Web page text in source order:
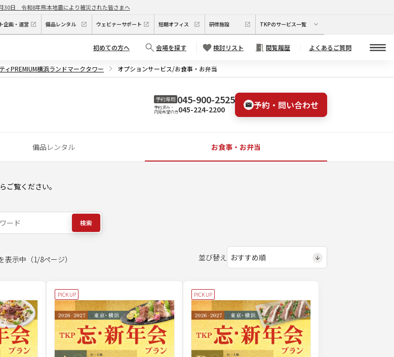
30日 令和8年熊本地震により被災された皆さまへ
企画・運営 備品レンタル ウェビナーサポート 短期オフィス 研修施設 TKPのサービス一覧
初めての方へ 会場を探す 検討リスト 閲覧履歴 よくあるご質問
ィPREMIUM横浜ランドマークタワー オプションサービス/お食事・お弁当
予約専用 045-900-2525
予約済み・
内見希望の方045-224-2200 予約・問い合わせ
備品レンタル お食事・お弁当
ご覧ください。
検索
表示中 （1/8ページ） 並び替え
PICK UP PICK UP